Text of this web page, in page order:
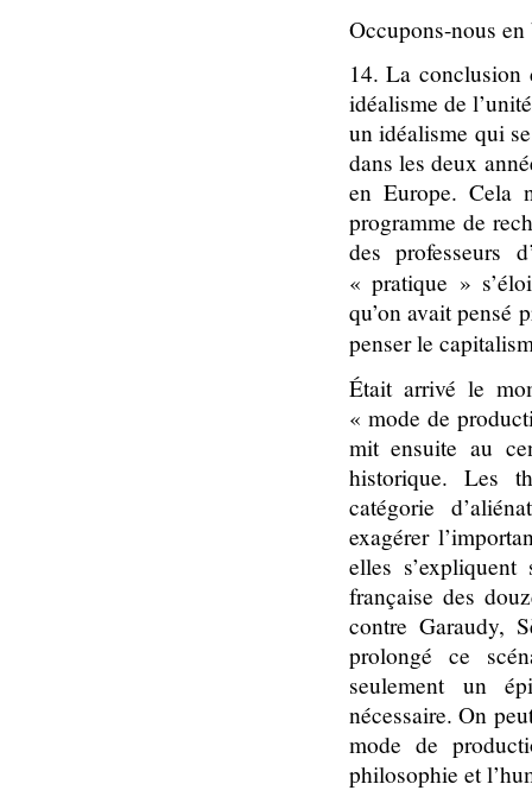
Occupons-nous
14. La conclusion
idéalisme de
un idéalisme qui
dans les deux
en Europe. Cela
programme de
des professeurs
« pratique »
qu’on avait pensé
penser le
Était arrivé le
« mode de
mit ensuite au
historique. Les
catégorie
exagérer
elles
française des
contre Garaudy,
prolongé ce
seulement un
nécessaire. On
mode de
philosophie et